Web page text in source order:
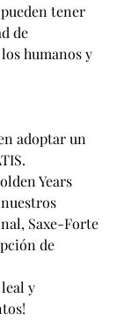
tener
de
humanos y
adoptar un
Years
Saxe-Forte
de
y